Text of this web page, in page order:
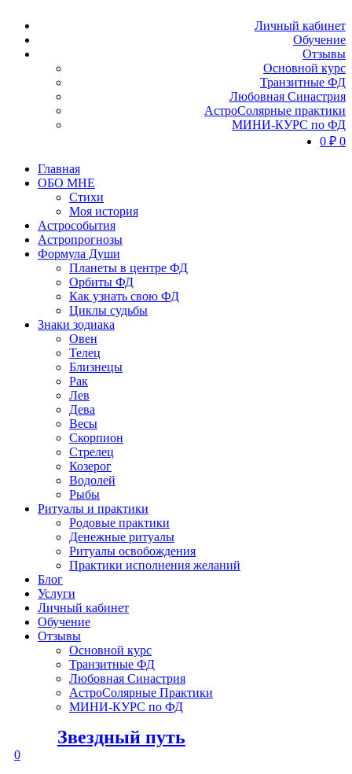
Личный кабинет
Обучение
Отзывы
Основной курс
Транзитные ФД
Любовная Синастрия
АстроСолярные практики
МИНИ-КУРС по ФД
0 ₽ 0
Главная
ОБО МНЕ
Стихи
Моя история
Астрособытия
Астропрогнозы
Формула Души
Планеты в центре ФД
Орбиты ФД
Как узнать свою ФД
Циклы судьбы
Знаки зодиака
Овен
Телец
Близнецы
Рак
Лев
Дева
Весы
Скорпион
Стрелец
Козерог
Водолей
Рыбы
Ритуалы и практики
Родовые практики
Денежные ритуалы
Ритуалы освобождения
Практики исполнения желаний
Блог
Услуги
Личный кабинет
Обучение
Отзывы
Основной курс
Транзитные ФД
Любовная Синастрия
АстроСолярные Практики
МИНИ-КУРС по ФД
Звездный путь
0